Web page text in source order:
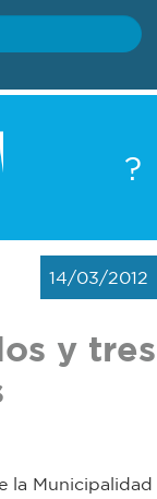
?
14/03/2012
y tres
la Municipalidad